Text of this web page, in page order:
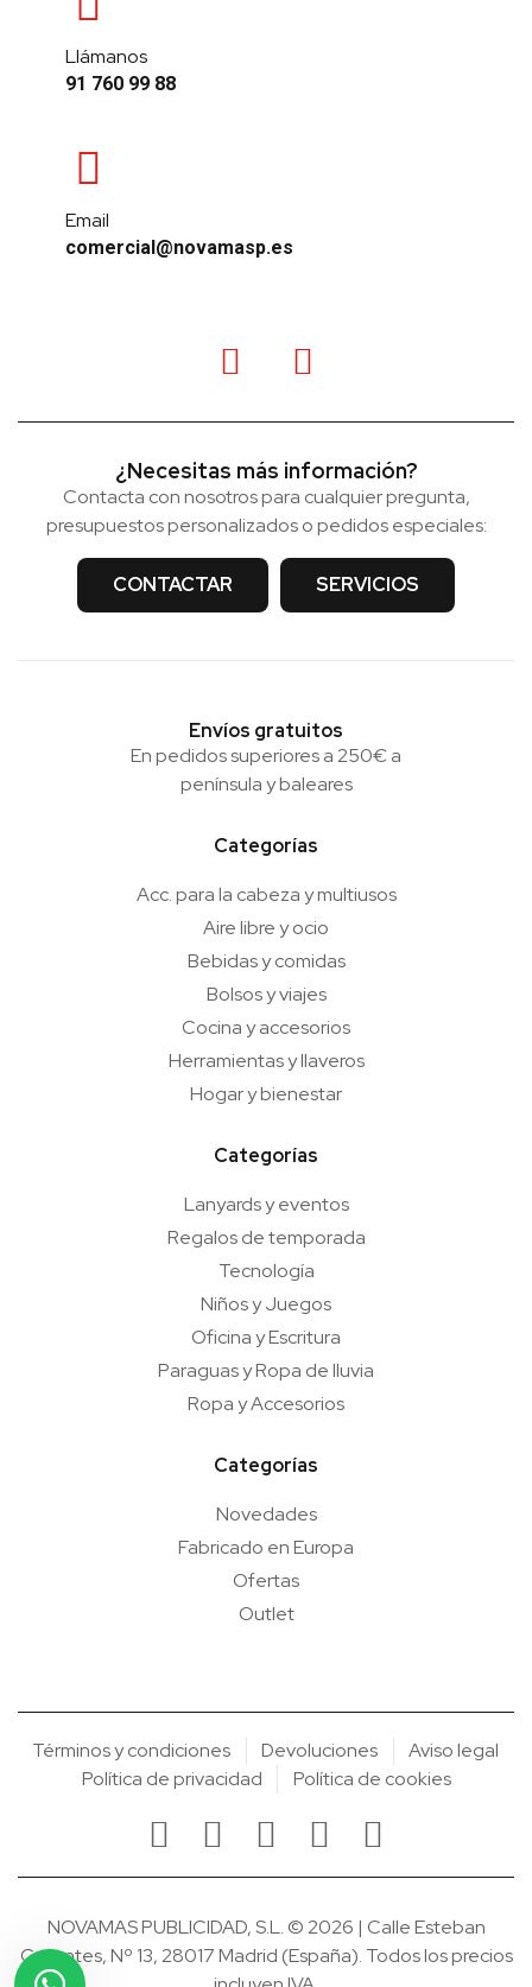
Llámanos
91 760 99 88
Email
comercial@novamasp.es
¿Necesitas más información?
Contacta con nosotros para cualquier pregunta,
presupuestos personalizados o pedidos especiales:
CONTACTAR SERVICIOS
Envíos gratuitos
En pedidos superiores a 250€ a
península y baleares
Categorías
Acc. para la cabeza y multiusos
Aire libre y ocio
Bebidas y comidas
Bolsos y viajes
Cocina y accesorios
Herramientas y llaveros
Hogar y bienestar
Categorías
Lanyards y eventos
Regalos de temporada
Tecnología
Niños y Juegos
Oficina y Escritura
Paraguas y Ropa de lluvia
Ropa y Accesorios
Categorías
Novedades
Fabricado en Europa
Ofertas
Outlet
Términos y condiciones Devoluciones
Aviso legal
Política de privacidad
Política de cookies
NOVAMAS PUBLICIDAD, S.L. © 2026 | Calle Esteban
Collantes, Nº 13, 28017 Madrid (España). Todos los precios